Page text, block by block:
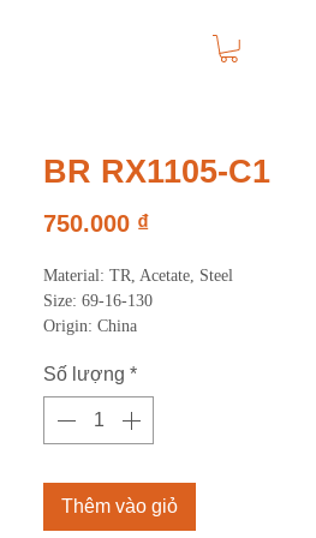
BR RX1105-C1
750.000 ₫Giá
Material: TR, Acetate, Steel
Size: 69-16-130
Origin: China
Số lượng *
Thêm vào giỏ